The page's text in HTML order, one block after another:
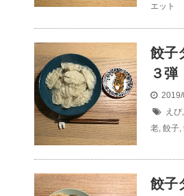
エット
餃子
３
2019/
えび
老 餃子
餃子